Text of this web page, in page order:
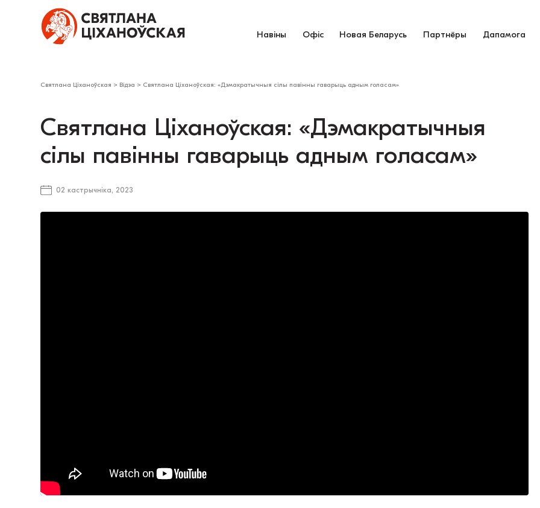
Навіны Офіс Новая Беларусь Партнёры Дапамога
Святлана Ціханоўская > Відэа > Святлана Ціханоўская: «Дэмакратычныя сілы павінны гаварыць адным голасам»
Святлана Ціханоўская: «Дэмакратычныя
сілы павінны гаварыць адным голасам»
02 кастрычніка, 2023